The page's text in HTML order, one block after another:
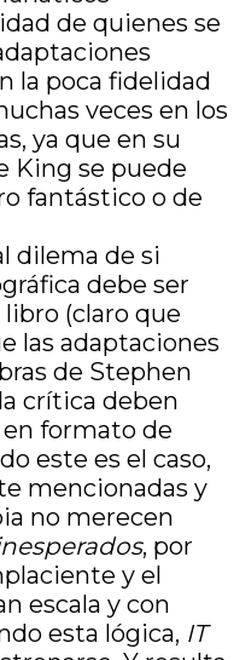
de quienes se
la poca fidelidad
veces en los
ya que en su
King se puede
fantástico o de
dilema de si
debe ser
(claro que
las adaptaciones
de Stephen
crítica deben
en formato de
este es el caso,
mencionadas y
no merecen
, por
y el
escala y con
esta lógica, IT